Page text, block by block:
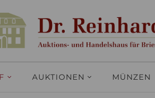
AUKTIONEN MÜNZEN